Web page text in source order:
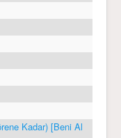
Kadar) [Beni Al